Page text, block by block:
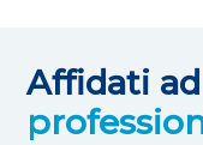
Affidati